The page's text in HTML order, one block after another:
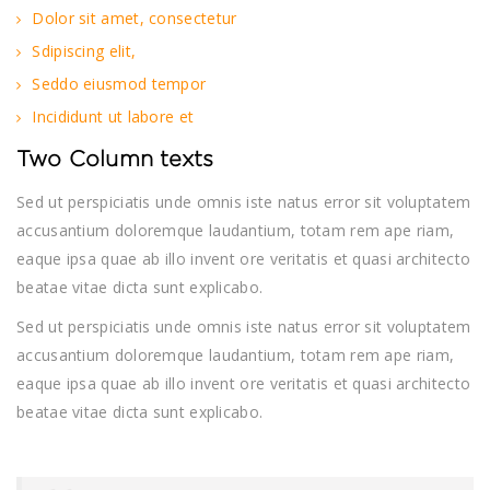
Dolor sit amet, consectetur
Sdipiscing elit,
Seddo eiusmod tempor
Incididunt ut labore et
Two Column texts
Sed ut perspiciatis unde omnis iste natus error sit voluptatem
accusantium doloremque laudantium, totam rem ape riam,
eaque ipsa quae ab illo invent ore veritatis et quasi architecto
beatae vitae dicta sunt explicabo.
Sed ut perspiciatis unde omnis iste natus error sit voluptatem
accusantium doloremque laudantium, totam rem ape riam,
eaque ipsa quae ab illo invent ore veritatis et quasi architecto
beatae vitae dicta sunt explicabo.